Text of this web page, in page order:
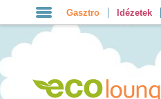
Gasztro Idézetek